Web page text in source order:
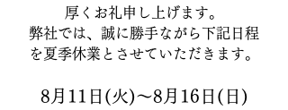
厚くお礼申し上げます。
弊社では、誠に勝手ながら下記日程
を夏季休業とさせていただきます。
8月11日(火)～8月16日(日)